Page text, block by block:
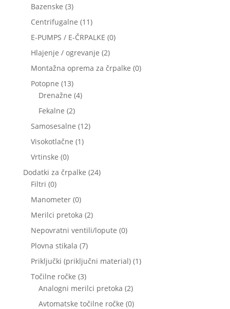
izdelkov
Bazenske 33
izdelki
Centrifugalne 1111
izdelkov
E-PUMPS / E-ČRPALKE 00
Hlajenje / ogrevanje 22
izdelka
Montažna oprema za črpalke 00
Potopne 1313
izdelkov
Drenažne 44
Fekalne 22
izdelka
Samosesalne 1212
Visokotlačne 11
Vrtinske 00
izdelkov
Dodatki za črpalke 2424
Filtri 00
izdelkov
Manometer 00
izdelkov
Merilci pretoka 22
izdelka
Nepovratni ventili/lopute 00
Plovna stikala 77
izdelkov
Priključki (priključni material) 11
Točilne ročke 33
izdelki
Analogni merilci pretoka 22
izdelka
Avtomatske točilne ročke 00